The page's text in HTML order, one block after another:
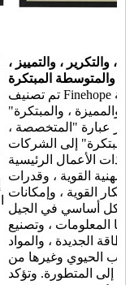
والتكرير ، والتمييز ،
والمتوسطة المبتكرة
تم تصنيف Finehope على أنها "شركة Xiamen
والمميزة ، والمبتكرة"
عام 2020. تشير عبارة "المتخصصة ،
والمبتكرة" إلى الشركات
ذات الأعمال الرئيسية
القوية ، وقدرات
القوية ، وإمكانات
بشكل أساسي في الجيل
المعلومات ، وتصنيع
الجديدة ، والمواد
الحيوي وغيرها من
إلى المتطورة. وتؤكد